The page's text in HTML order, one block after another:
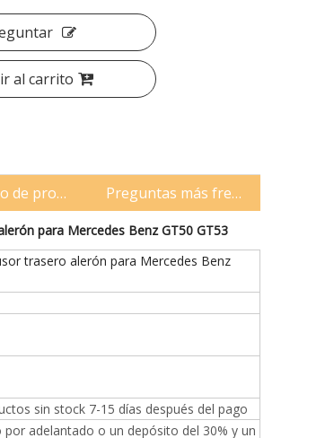
al carrito
de producciónPreguntas más frecuentes
para Mercedes Benz GT50 GT53
trasero alerón para Mercedes Benz
sin stock 7-15 días después del pago
adelantado o un depósito del 30% y un